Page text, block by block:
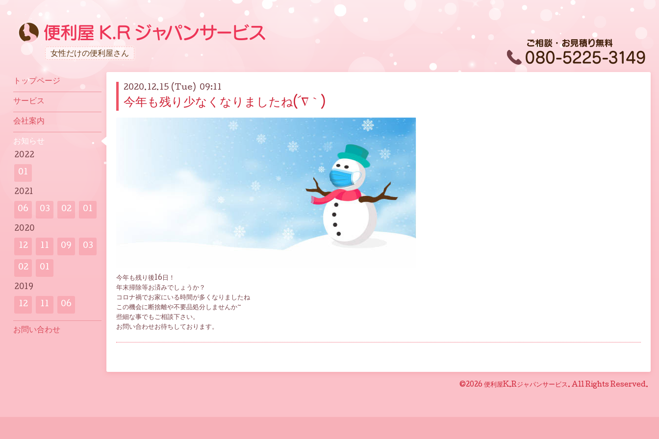
女性だけの便利屋さん
2020.12.15 (Tue) 09:11
今年も残り少なくなりましたね(´∇｀)
今年も残り後16日！
年末掃除等お済みでしょうか？
コロナ禍でお家にいる時間が多くなりましたね
この機会に断捨離や不要品処分しませんか~
些細な事でもご相談下さい。
お問い合わせお待ちしております。
©2026 便利屋K.Rジャパンサービス. All Rights Reserved.
トップページ
サービス
会社案内
お知らせ
2022
01
2021
06 03 02 01
2020
12 11 09 03
02 01
2019
12 11 06
お問い合わせ